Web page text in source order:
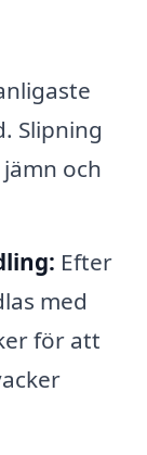
Slipning
och
Efter
med
för att